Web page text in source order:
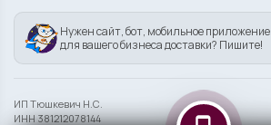
Нужен сайт, бот, мобильное приложение
для вашего бизнеса доставки? Пишите!
ИП Тюшкевич Н.С.
ИНН 381212078144